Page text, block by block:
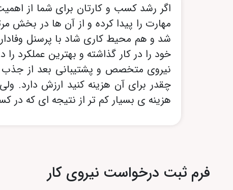
اگر رشد کسب و کارتان برای شما از
مهارت را پیدا کرده و از آن ها در بخش
شد و هم محیط کاری شاد با پرسنل وفادار
خود را در کار گذاشته و بهترین عملکرد
نیروی متخصص و پشتیبانی بعد از جذب
چقدر برای آن هزینه کنید ارزش دارد.
هزینه ی بسیار کم تر از نتیجه ای که در
فرم ثبت درخواست نیروی کار